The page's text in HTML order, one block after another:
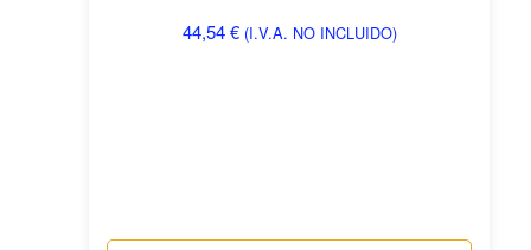
44,54€ (I.V.A. NO INCLUIDO)